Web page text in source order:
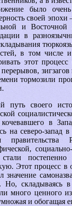
было
своей
и
в
в том
этот
перерывов,
тормозили
путь своего
кочевавшего в
на северо-
Этот процесс в
значение
Но, складываясь
много ценного
и обогащая